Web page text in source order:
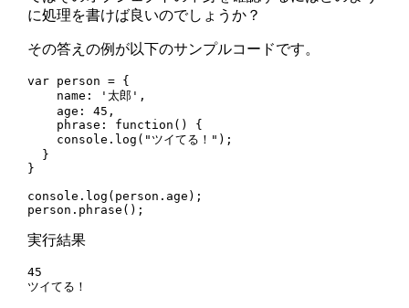
に処理を書けば良いのでしょうか？
その答えの例が以下のサンプルコードです。
var person = {
    name: '太郎',
    age: 45,
    phrase: function() {
    console.log("ツイてる！");
  }
}
console.log(person.age);
person.phrase();
実行結果
45
ツイてる！